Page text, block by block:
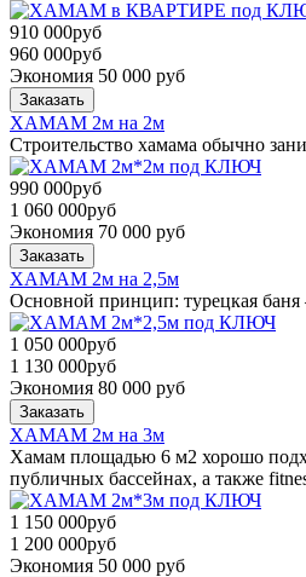
910 000руб
960 000руб
Экономия 50 000 руб
Заказать
ХАМАМ 2м на 2м
Строительство хамама обычно
990 000руб
1 060 000руб
Экономия 70 000 руб
Заказать
ХАМАМ 2м на 2,5м
Основной принцип: турецкая баня
1 050 000руб
1 130 000руб
Экономия 80 000 руб
Заказать
ХАМАМ 2м на 3м
Хамам площадью 6 м2 хорошо
публичных бассейнах, а также
1 150 000руб
1 200 000руб
Экономия 50 000 руб